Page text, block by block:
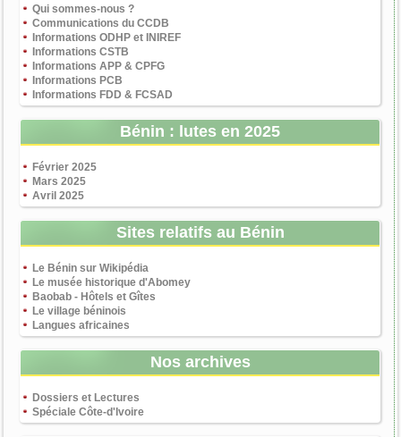
Qui sommes-nous ?
Communications du CCDB
Informations ODHP et INIREF
Informations CSTB
Informations APP & CPFG
Informations PCB
Informations FDD & FCSAD
Bénin : lutes en 2025
Février 2025
Mars 2025
Avril 2025
Sites relatifs au Bénin
Le Bénin sur Wikipédia
Le musée historique d'Abomey
Baobab - Hôtels et Gîtes
Le village béninois
Langues africaines
Nos archives
Dossiers et Lectures
Spéciale Côte-d'Ivoire